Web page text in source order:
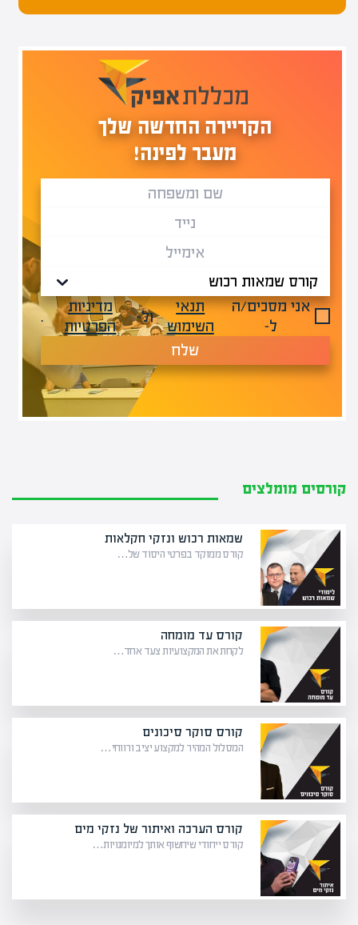
הקריירה החדשה שלך
מעבר לפינה!
אני מסכים/ה
ל-
תנאי
השימוש
ול-
מדיניות
הפרטיות
.
שלח
קורסים מומלצים
שמאות רכוש ונזקי חקלאות
קורס ממוקד בפרטי היסוד של…
קורס עד מומחה
לקחת את המקצועיות צעד אחד…
קורס סוקר סיכונים
המסלול המהיר למקצוע יציב ורווחי…
קורס הערכה ואיתור של נזקי מים
קורס ייחודי שיחשוף אותך למיומנויות…